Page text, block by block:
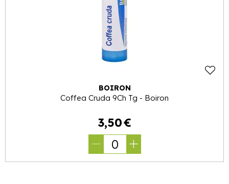
BOIRON
Coffea Cruda 9Ch Tg - Boiron
3,50€
0